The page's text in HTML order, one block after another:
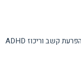
הפרעת קשב וריכוז ADHD